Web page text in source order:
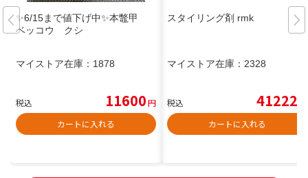
✨6/15まで値下げ中✨本鼈甲
ベッコウ クシ
マイストア在庫： 1878
税込 11600円
カートに入れる
スタイリング剤 rmk
マイストア在庫： 2328
税込 41222
カートに入れる